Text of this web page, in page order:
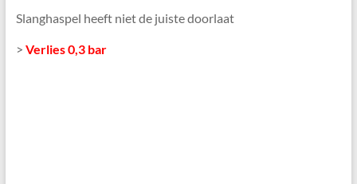
Slanghaspel heeft niet de juiste doorlaat
> Verlies 0,3 bar